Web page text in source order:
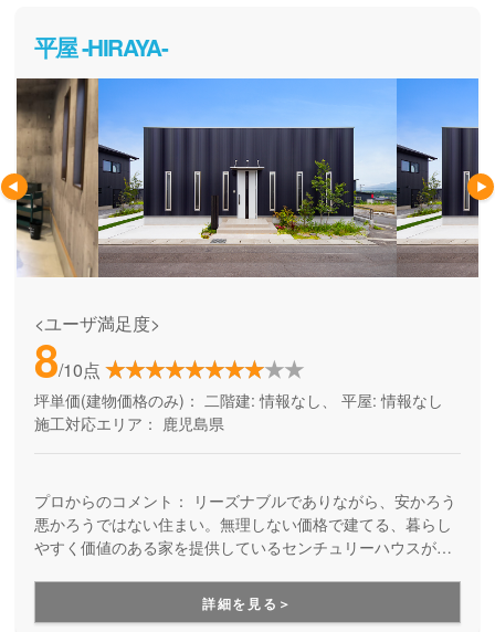
平屋 -HIRAYA-
<ユーザ満足度>
8/10点
坪単価(建物価格のみ)： 二階建: 情報なし、 平屋: 情報なし
施工対応エリア： 鹿児島県
プロからのコメント：
リーズナブルでありながら、安かろう
悪かろうではない住まい。無理しない価格で建てる、暮らし
やすく価値のある家を提供しているセンチュリーハウスが、
ご家族の暮らし方を見据えた間取りの提案、設計・施工・保
証まで、お任せください。鹿児島県全域で対応しています。
詳細を見る＞